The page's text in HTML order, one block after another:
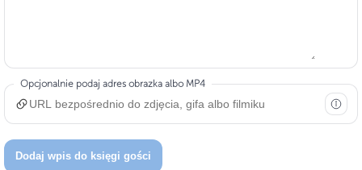
Opcjonalnie podaj adres obrazka albo MP4
Dodaj wpis do księgi gości